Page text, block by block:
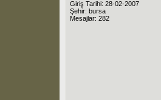
Giriş Tarihi: 28-02-2007
Şehir: bursa
Mesajlar: 282